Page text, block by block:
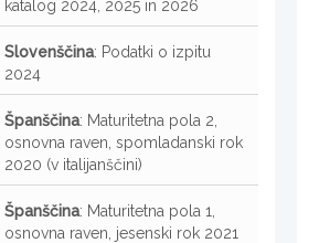
katalog 2024, 2025 in 2026
Slovenščina: Podatki o izpitu
2024
Španščina: Maturitetna pola 2,
osnovna raven, spomladanski rok
2020 (v italijanščini)
Španščina: Maturitetna pola 1,
osnovna raven, jesenski rok 2021